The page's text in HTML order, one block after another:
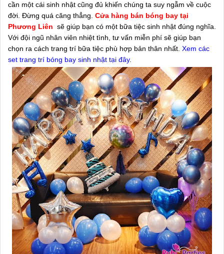
cần một cái sinh nhật cũng đủ khiến chúng ta suy ngẫm về cuộc
đời. Đừng quá căng thẳng. Cửa hàng bán bóng bay tại
Phương Liên sẽ giúp bạn có một bữa tiệc sinh nhật đúng nghĩa.
Với đội ngũ nhân viên nhiệt tình, tư vấn miễn phí sẽ giúp bạn
chọn ra cách trang trí bữa tiệc phù hợp bản thân nhất. Xem các
set trang trí bóng bay sinh nhật tại đây.